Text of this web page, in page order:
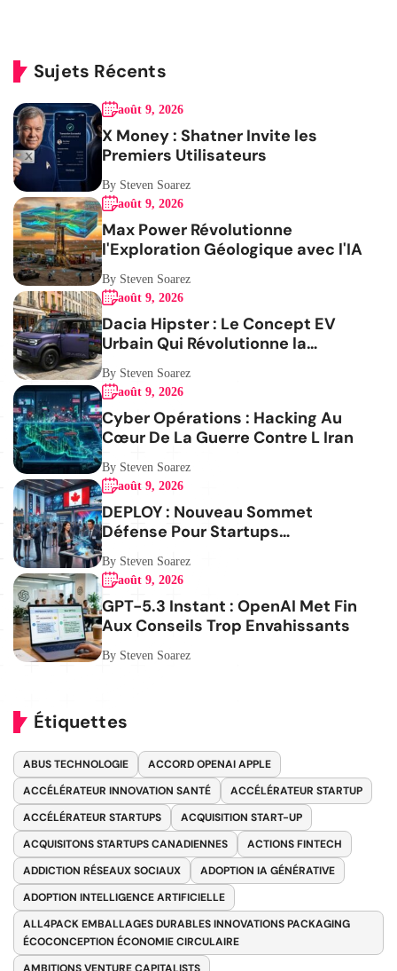
Sujets Récents
août 9, 2026
X Money : Shatner Invite les
Premiers Utilisateurs
By Steven Soarez
août 9, 2026
Max Power Révolutionne
l'Exploration Géologique avec l'IA
By Steven Soarez
août 9, 2026
Dacia Hipster : Le Concept EV
Urbain Qui Révolutionne la
Mobilité
By Steven Soarez
août 9, 2026
Cyber Opérations : Hacking Au
Cœur De La Guerre Contre L Iran
By Steven Soarez
août 9, 2026
DEPLOY : Nouveau Sommet
Défense Pour Startups
Canadiennes
By Steven Soarez
août 9, 2026
GPT-5.3 Instant : OpenAI Met Fin
Aux Conseils Trop Envahissants
By Steven Soarez
Étiquettes
ABUS TECHNOLOGIE
ACCORD OPENAI APPLE
ACCÉLÉRATEUR INNOVATION SANTÉ
ACCÉLÉRATEUR STARTUP
ACCÉLÉRATEUR STARTUPS
ACQUISITION START-UP
ACQUISITONS STARTUPS CANADIENNES
ACTIONS FINTECH
ADDICTION RÉSEAUX SOCIAUX
ADOPTION IA GÉNÉRATIVE
ADOPTION INTELLIGENCE ARTIFICIELLE
ALL4PACK EMBALLAGES DURABLES INNOVATIONS PACKAGING
ÉCOCONCEPTION ÉCONOMIE CIRCULAIRE